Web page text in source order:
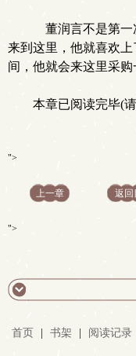
董润言不是第一
来到这里，他就喜欢
间，他就会来这里采购
本章已阅读完毕(
">
上一章 返回
">
首页 书架 阅读记录